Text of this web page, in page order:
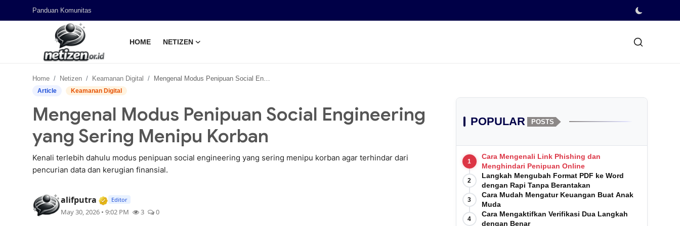
Panduan Komunitas
HOME NETIZEN
Panduan Komunitas
Home Netizen Keamanan Digital Mengenal Modus Penipuan Social Engineering yang Sering Menipu Korban
Article Keamanan Digital
Mengenal Modus Penipuan Social Engineering
yang Sering Menipu Korban
Kenali terlebih dahulu modus penipuan social engineering yang sering menipu korban agar terhindar dari
pencurian data dan kerugian finansial.
alifputra Verified Media or Organization • 30 May, 2026
Editor
May 30, 2026 • 9:02 PM 3 0
POPULAR POSTS
1
Cara Mengenali Link Phishing dan
Menghindari Penipuan Online
2
Langkah Mengubah Format PDF ke Word
dengan Rapi Tanpa Berantakan
3
Cara Mudah Mengatur Keuangan Buat Anak
Muda
4
Cara Mengaktifkan Verifikasi Dua Langkah
dengan Benar